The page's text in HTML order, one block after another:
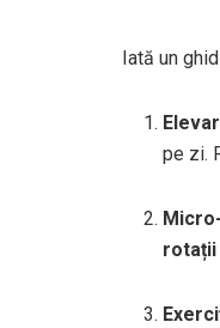
Iată un
pe zi.
rotații